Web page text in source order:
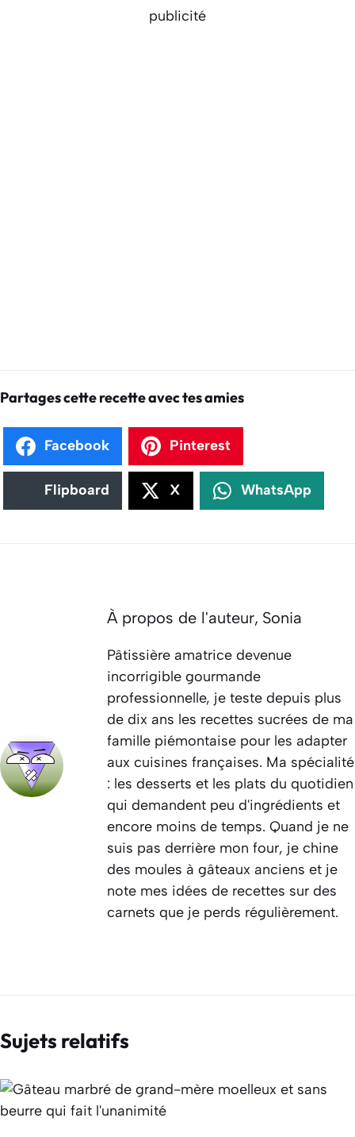
publicité
Partages cette recette avec tes amies
Facebook Pinterest
Flipboard X WhatsApp
À propos de l'auteur, Sonia
Pâtissière amatrice devenue
incorrigible gourmande
professionnelle, je teste depuis plus
de dix ans les recettes sucrées de ma
famille piémontaise pour les adapter
aux cuisines françaises. Ma spécialité
: les desserts et les plats du quotidien
qui demandent peu d'ingrédients et
encore moins de temps. Quand je ne
suis pas derrière mon four, je chine
des moules à gâteaux anciens et je
note mes idées de recettes sur des
carnets que je perds régulièrement.
Sujets relatifs